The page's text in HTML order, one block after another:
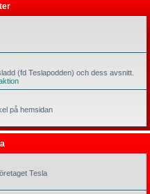
(fd Teslapodden) och dess avsnitt.
på hemsidan
Tesla